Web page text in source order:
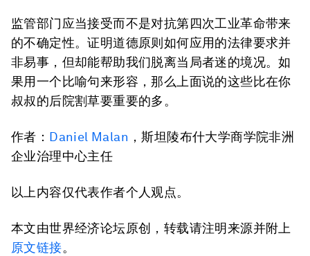
监管部门应当接受而不是对抗第四次工业革命带来
的不确定性。证明道德原则如何应用的法律要求并
非易事，但却能帮助我们脱离当局者迷的境况。如
果用一个比喻句来形容，那么上面说的这些比在你
叔叔的后院割草要重要的多。
作者： Daniel Malan ，斯坦陵布什大学商学院非洲
企业治理中心主任
以上内容仅代表作者个人观点。
本文由世界经济论坛原创，转载请注明来源并附上
原文链接。